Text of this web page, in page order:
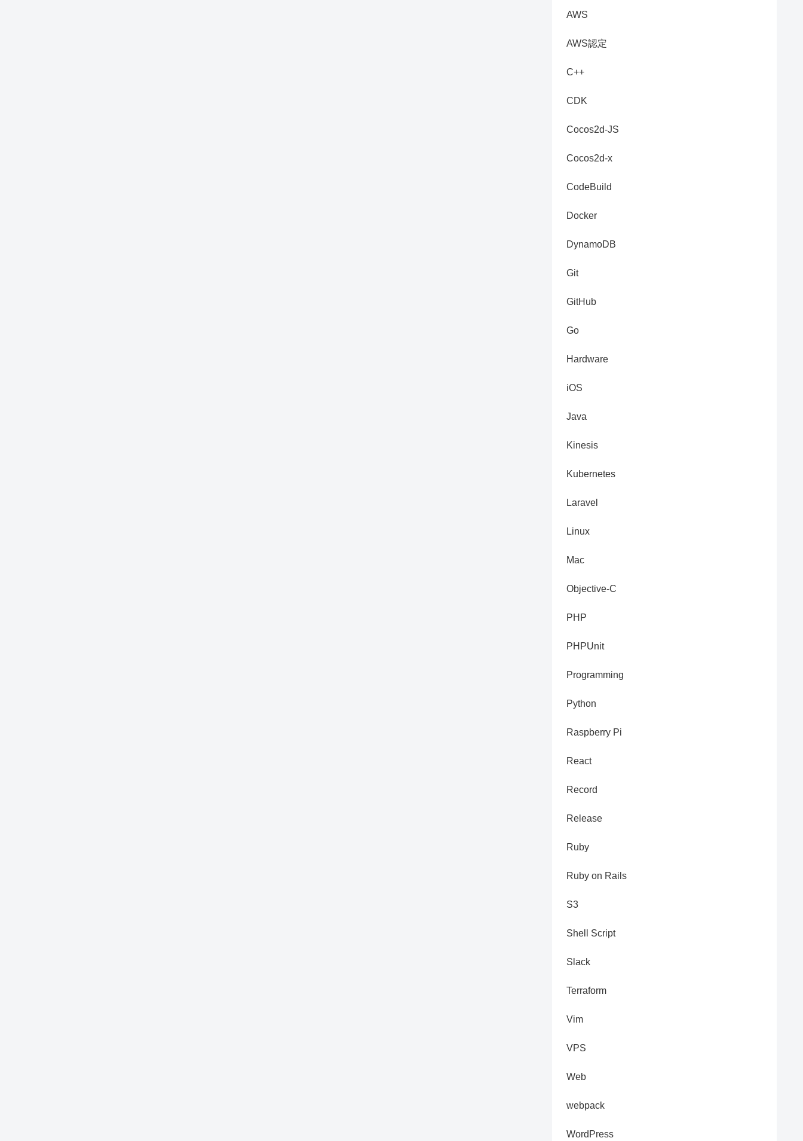
AWS
AWS認定
C++
CDK
Cocos2d-JS
Cocos2d-x
CodeBuild
Docker
DynamoDB
Git
GitHub
Go
Hardware
iOS
Java
Kinesis
Kubernetes
Laravel
Linux
Mac
Objective-C
PHP
PHPUnit
Programming
Python
Raspberry Pi
React
Record
Release
Ruby
Ruby on Rails
S3
Shell Script
Slack
Terraform
Vim
VPS
Web
webpack
WordPress